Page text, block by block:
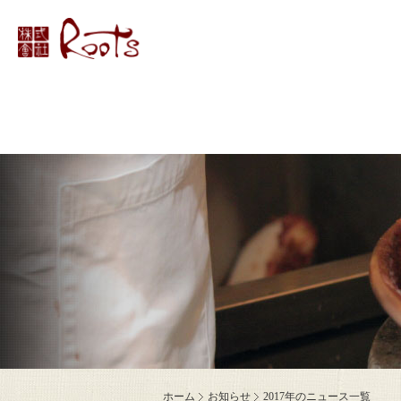
ホーム お知らせ 2017年のニュース一覧